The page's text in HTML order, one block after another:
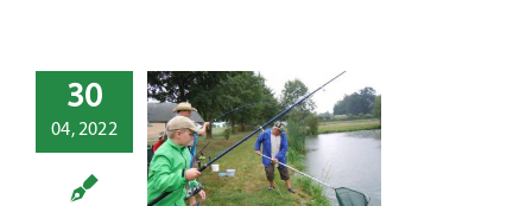
30
04, 2022
–
2013